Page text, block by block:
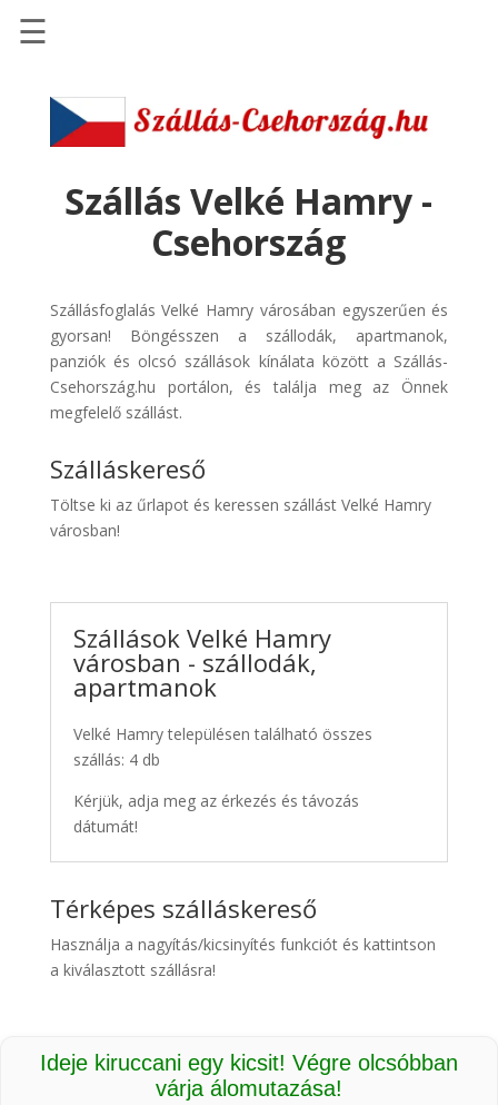
Szállások
Szállásinfo.eu
pénzvisszatérítéssel
Discover
Cars
Transzfer
Kiwi
Taxi
☰
Szállás Velké Hamry -
Csehország
Szállásfoglalás Velké Hamry városában egyszerűen és
gyorsan! Böngésszen a szállodák, apartmanok,
panziók és olcsó szállások kínálata között a Szállás-
Csehország.hu portálon, és találja meg az Önnek
megfelelő szállást.
Szálláskereső
Töltse ki az űrlapot és keressen szállást Velké Hamry
városban!
Szállások Velké Hamry
városban - szállodák,
apartmanok
Velké Hamry településen található összes
szállás: 4 db
Kérjük, adja meg az érkezés és távozás
dátumát!
Térképes szálláskereső
Használja a nagyítás/kicsinyítés funkciót és kattintson
a kiválasztott szállásra!
Ideje kiruccani egy kicsit! Végre olcsóbban
várja álomutazása!